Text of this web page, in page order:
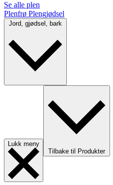
Se alle plen
Plenfrø Plengjødsel
Lukk meny
Tilbake til Produkter